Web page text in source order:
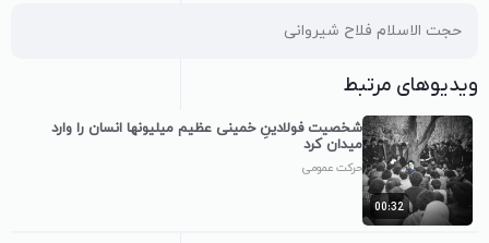
حجت الاسلام فلاح شیروانی
ویدیوهای مرتبط
00:32
شخصیت فولادینِ خمینی عظیم میلیونها انسان را وارد
میدان کرد
حرکت عمومی